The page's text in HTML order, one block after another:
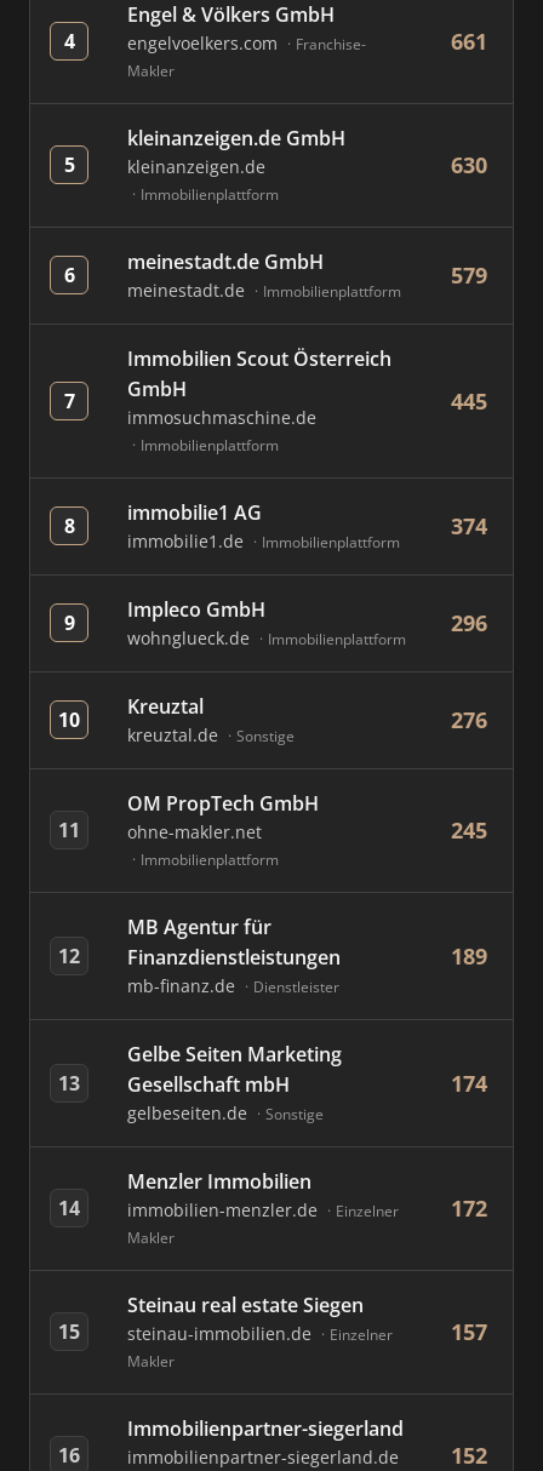
4
Engel & Völkers GmbH
engelvoelkers.com
Franchise-
Makler
661
5
kleinanzeigen.de GmbH
kleinanzeigen.de
Immobilienplattform
630
6 meinestadt.de GmbH
meinestadt.de Immobilienplattform
579
7
Immobilien Scout Österreich
GmbH
immosuchmaschine.de
Immobilienplattform
445
8 immobilie1 AG
immobilie1.de Immobilienplattform
374
9 Impleco GmbH
wohnglueck.de Immobilienplattform
296
10 Kreuztal
kreuztal.de Sonstige
276
11
OM PropTech GmbH
ohne-makler.net
Immobilienplattform
245
12
MB Agentur für
Finanzdienstleistungen
mb-finanz.de Dienstleister
189
13
Gelbe Seiten Marketing
Gesellschaft mbH
gelbeseiten.de Sonstige
174
14
Menzler Immobilien
immobilien-menzler.de
Einzelner
Makler
172
15
Steinau real estate Siegen
steinau-immobilien.de
Einzelner
Makler
157
16
Immobilienpartner-siegerland
immobilienpartner-siegerland.de 152